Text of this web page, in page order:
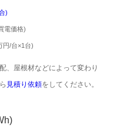
)
電価格)
円/台×1台)
、屋根材などによって変わり
見積り依頼をしてください。